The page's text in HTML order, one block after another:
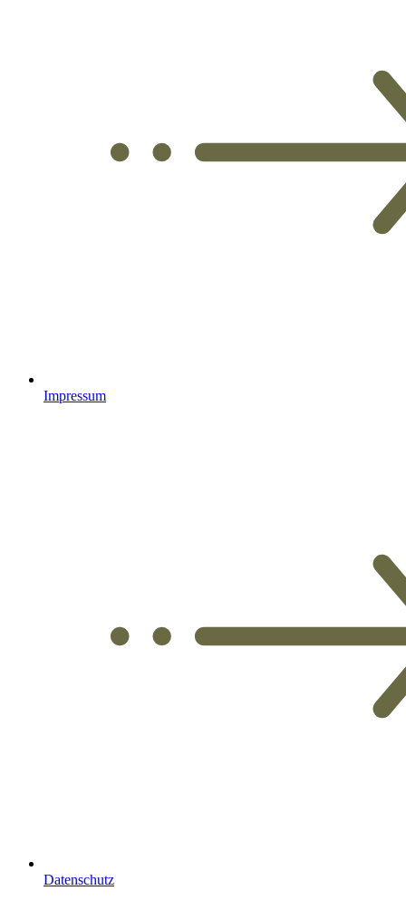
Impressum
Datenschutz